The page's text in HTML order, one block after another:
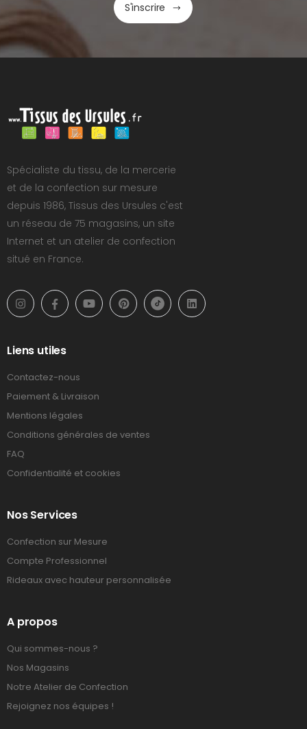
S'inscrire
Spécialiste du tissu, de la mercerie
et de la confection sur mesure
depuis 1986, Tissus des Ursules c'est
un réseau de 75 magasins, un site
Internet et un atelier de confection
situé en France.
Liens utiles
Contactez-nous
Paiement & Livraison
Mentions légales
Conditions générales de ventes
FAQ
Confidentialité et cookies
Nos Services
Confection sur Mesure
Compte Professionnel
Rideaux avec hauteur personnalisée
A propos
Qui sommes-nous ?
Nos Magasins
Notre Atelier de Confection
Rejoignez nos équipes !